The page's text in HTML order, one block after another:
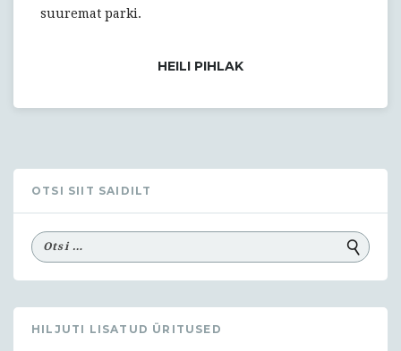
suuremat parki.
HEILI PIHLAK
OTSI SIIT SAIDILT
HILJUTI LISATUD ÜRITUSED